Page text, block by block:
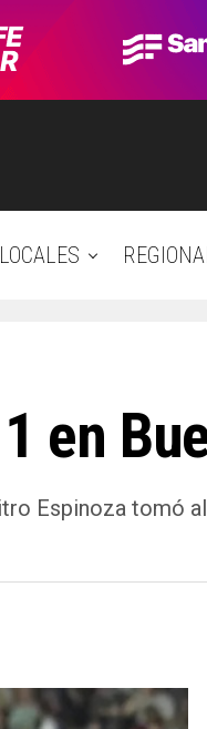
LOCALES
en
Espinoza tomó